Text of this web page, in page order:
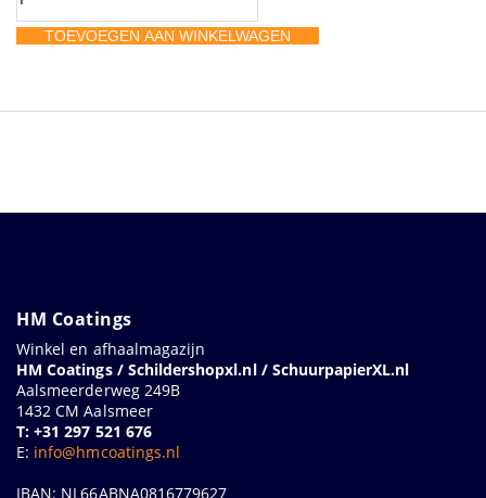
excentrisch
-
mm
TOEVOEGEN AAN WINKELWAGEN
HM Coatings
Winkel en afhaalmagazijn
HM Coatings / Schildershopxl.nl / SchuurpapierXL.nl
Aalsmeerderweg 249B
1432 CM Aalsmeer
T: +31 297 521 676
E: info@hmcoatings.nl
IBAN: NL66ABNA0816779627